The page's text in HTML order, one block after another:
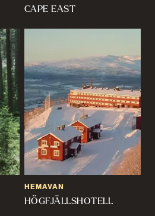
CAPE EAST
HEMAVAN
HÖGFJÄLLSHOTELL